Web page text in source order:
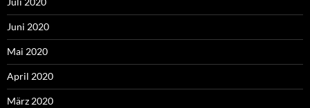
Juni 2020
Mai 2020
April 2020
März 2020